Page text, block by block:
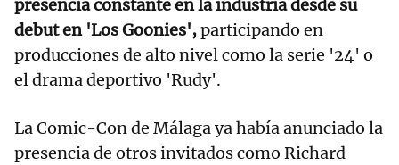
presencia constante en la industria desde su
debut en 'Los Goonies',participando en
producciones de alto nivel como la serie '24' o
el drama deportivo 'Rudy'.
La Comic-Con de Málaga ya había anunciado la
presencia de otros invitados como Richard